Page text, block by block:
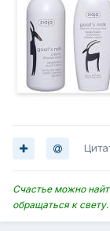
Счастье можно
обращаться к свету.